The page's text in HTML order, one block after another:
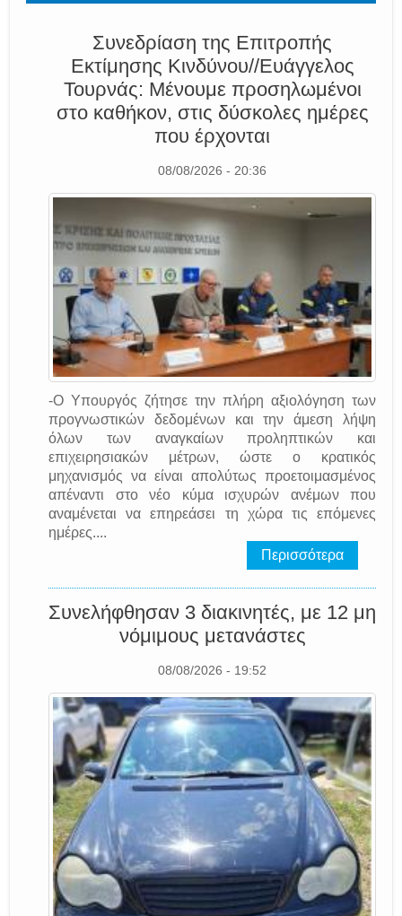
Συνεδρίαση της Επιτροπής
Εκτίμησης Κινδύνου//Ευάγγελος
Τουρνάς: Μένουμε προσηλωμένοι
στο καθήκον, στις δύσκολες ημέρες
που έρχονται
08/08/2026 - 20:36
-Ο Υπουργός ζήτησε την πλήρη αξιολόγηση των
προγνωστικών δεδομένων και την άμεση λήψη
όλων των αναγκαίων προληπτικών και
επιχειρησιακών μέτρων, ώστε ο κρατικός
μηχανισμός να είναι απολύτως προετοιμασμένος
απέναντι στο νέο κύμα ισχυρών ανέμων που
αναμένεται να επηρεάσει τη χώρα τις επόμενες
ημέρες....
Περισσότερα
Συνελήφθησαν 3 διακινητές, με 12 μη
νόμιμους μετανάστες
08/08/2026 - 19:52